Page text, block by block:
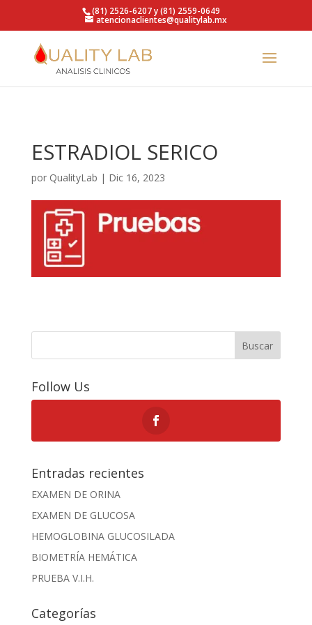
https://qualitylab.mx/(81) 2526-6207 y (81) 2559-0649
atencionaclientes@qualitylab.mx
ESTRADIOL SERICO
por QualityLab | Dic 16, 2023
Buscar
Follow Us
Entradas recientes
EXAMEN DE ORINA
EXAMEN DE GLUCOSA
HEMOGLOBINA GLUCOSILADA
BIOMETRÍA HEMÁTICA
PRUEBA V.I.H.
Categorías